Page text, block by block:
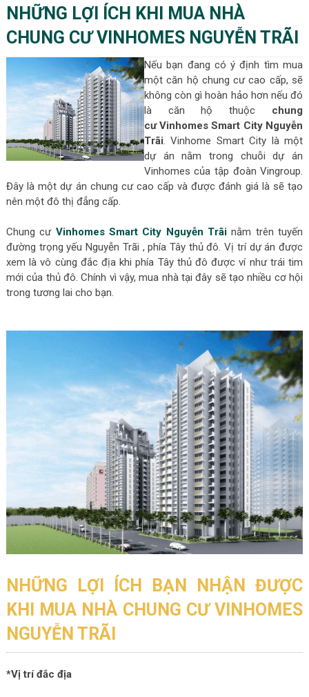
NHỮNG LỢI ÍCH KHI MUA NHÀ
CHUNG CƯ VINHOMES NGUYỄN TRÃI
Nếu bạn đang có ý định tìm mua
một căn hộ chung cư cao cấp, sẽ
không còn gì hoàn hảo hơn nếu đó
là căn hộ thuộc chung
cư Vinhomes Smart City Nguyễn
Trãi. Vinhome Smart City là một
dự án nằm trong chuỗi dự án
Vinhomes của tập đoàn Vingroup.
Đây là một dự án chung cư cao cấp và được đánh giá là sẽ tạo
nên một đô thị đẳng cấp.
Chung cư Vinhomes Smart City Nguyễn Trãi nằm trên tuyến
đường trọng yếu Nguyễn Trãi , phía Tây thủ đô. Vị trí dự án được
xem là vô cùng đắc địa khi phía Tây thủ đô được ví như trái tim
mới của thủ đô. Chính vì vậy, mua nhà tại đây sẽ tạo nhiều cơ hội
trong tương lai cho bạn.
NHỮNG LỢI ÍCH BẠN NHẬN ĐƯỢC
KHI MUA NHÀ CHUNG CƯ VINHOMES
NGUYỄN TRÃI
*Vị trí đắc địa